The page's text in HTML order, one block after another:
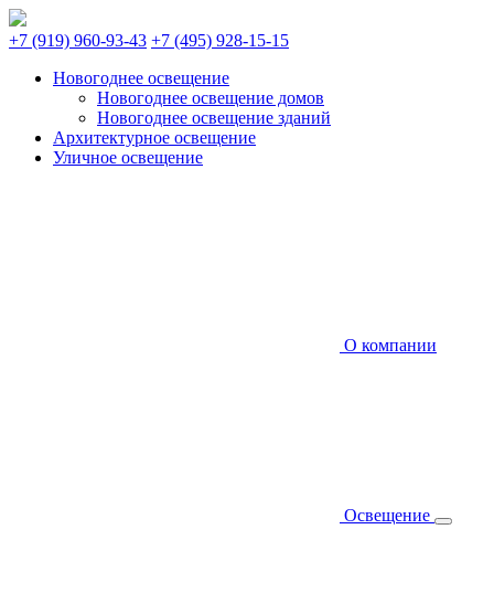
+7 (919) 960-93-43 +7 (495) 928-15-15
Новогоднее освещение
Новогоднее освещение домов
Новогоднее освещение зданий
Архитектурное освещение
Уличное освещение
О компании
Освещение